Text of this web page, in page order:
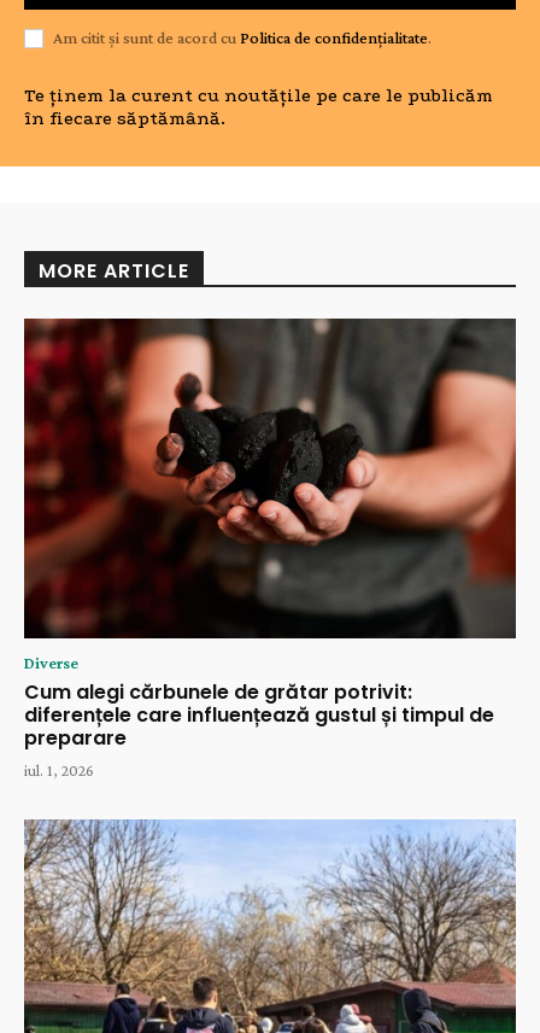
Am citit și sunt de acord cuPolitica de confidențialitate.
Te ținem la curent cu noutățile pe care le publicăm
în fiecare săptămână.
MORE ARTICLE
Diverse
Cum alegi cărbunele de grătar potrivit:
diferențele care influențează gustul și timpul de
preparare
iul. 1, 2026